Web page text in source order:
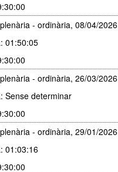
- ordinària, 08/04/2026
01:50:05
- ordinària, 26/03/2026
Sense determinar
- ordinària, 29/01/2026
01:03:16